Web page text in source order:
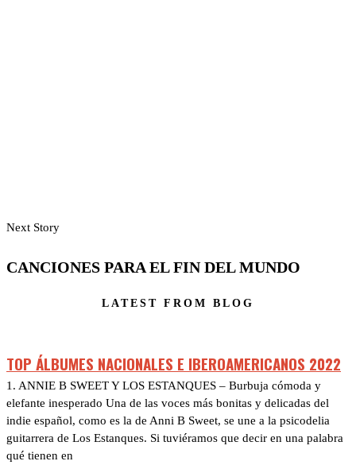
Next Story
CANCIONES PARA EL FIN DEL MUNDO
LATEST FROM BLOG
TOP ÁLBUMES NACIONALES E IBEROAMERICANOS 2022
1. ANNIE B SWEET Y LOS ESTANQUES – Burbuja cómoda y
elefante inesperado Una de las voces más bonitas y delicadas del
indie español, como es la de Anni B Sweet, se une a la psicodelia
guitarrera de Los Estanques. Si tuviéramos que decir en una palabra
qué tienen en